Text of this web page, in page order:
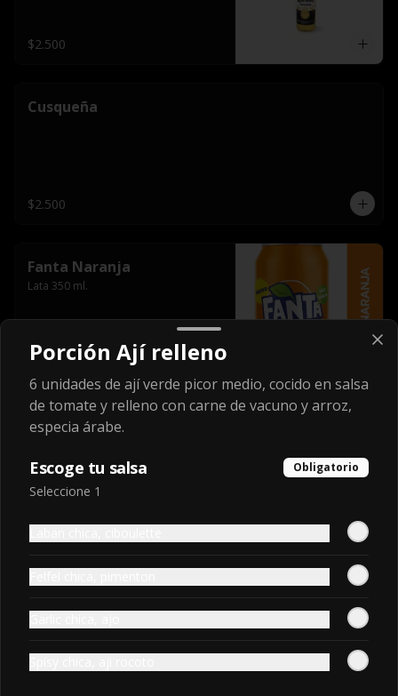
$2.500
Cusqueña
$2.500
Fanta Naranja
Lata 350 ml.
$1.950
Fanta Naranja
$3.000
Fanta Sin Azúcar
Porción Ají relleno
6 unidades de ají verde picor medio, cocido en salsa
de tomate y relleno con carne de vacuno y arroz,
especia árabe.
Escoge tu salsa Obligatorio
Seleccione 1